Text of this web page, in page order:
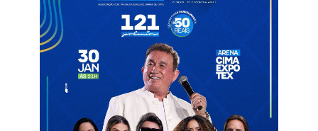
Camila Mariz Políticas sociais
Pollyanna